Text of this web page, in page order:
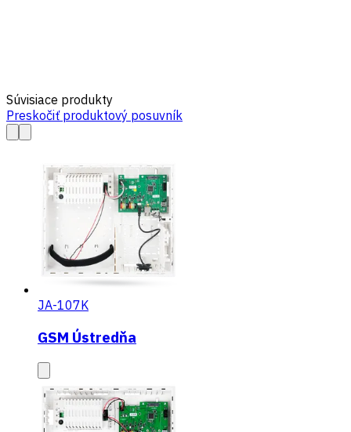
Súvisiace produkty
Preskočiť produktový posuvník
JA-107K
GSM Ústredňa